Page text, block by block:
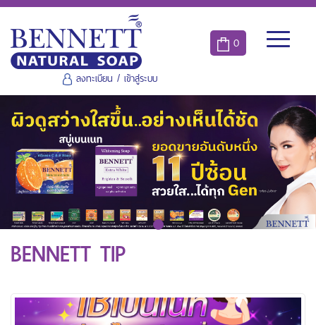
0
ลงทะเบียน / เข้าสู่ระบบ
BENNETT TIP